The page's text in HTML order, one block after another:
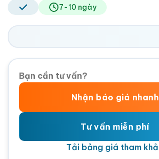
7-10 ngày
Bạn cần tư vấn?
Nhận báo giá nhanh
Tư vấn miễn phí
Tải bảng giá tham